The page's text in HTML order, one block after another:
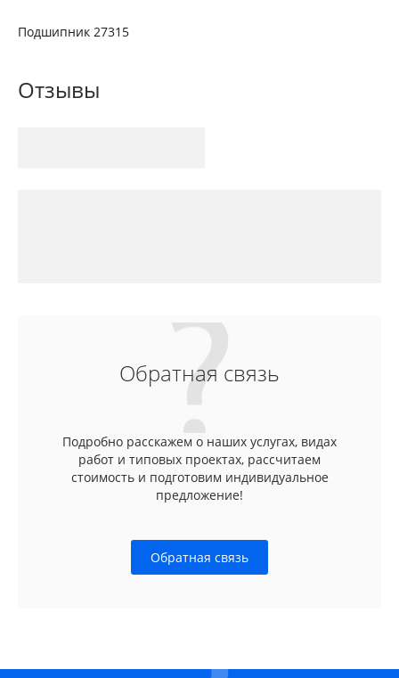
Подшипник 27315
Отзывы
Обратная связь
Подробно расскажем о наших услугах, видах
работ и типовых проектах, рассчитаем
стоимость и подготовим индивидуальное
предложение!
Обратная связь